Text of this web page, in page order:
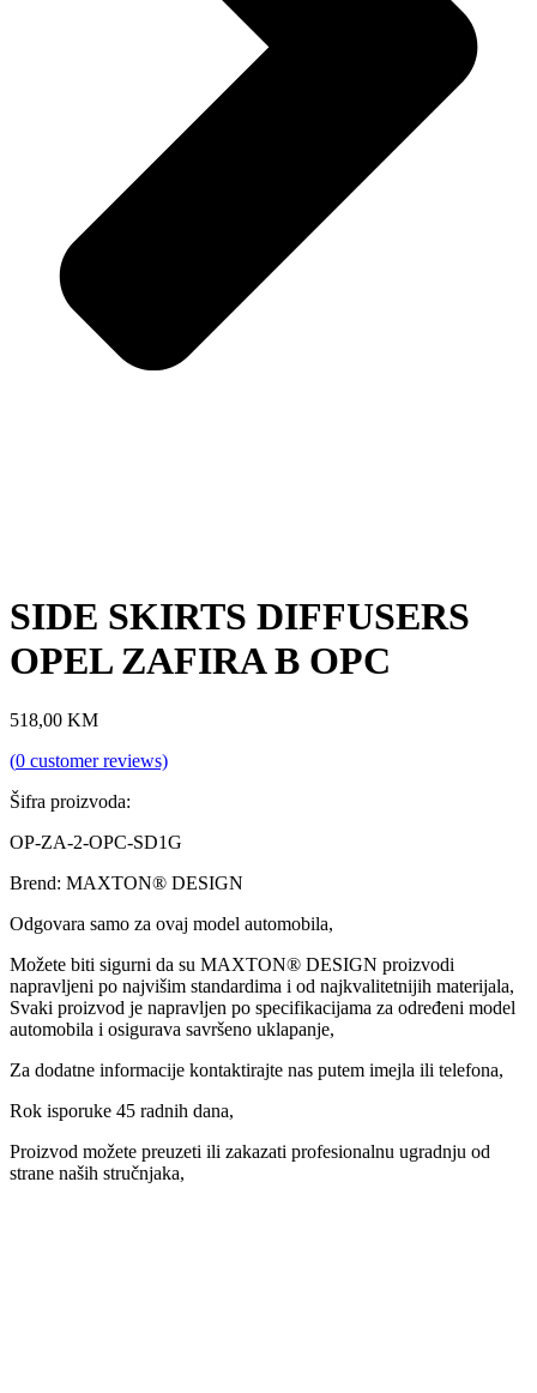
SIDE SKIRTS DIFFUSERS
OPEL ZAFIRA B OPC
518,00 KM
(0 customer reviews)
Šifra proizvoda:
OP-ZA-2-OPC-SD1G
Brend: MAXTON® DESIGN
Odgovara samo za ovaj model automobila,
Možete biti sigurni da su MAXTON® DESIGN proizvodi
napravljeni po najvišim standardima i od najkvalitetnijih materijala,
Svaki proizvod je napravljen po specifikacijama za određeni model
automobila i osigurava savršeno uklapanje,
Za dodatne informacije kontaktirajte nas putem imejla ili telefona,
Rok isporuke 45 radnih dana,
Proizvod možete preuzeti ili zakazati profesionalnu ugradnju od
strane naših stručnjaka,